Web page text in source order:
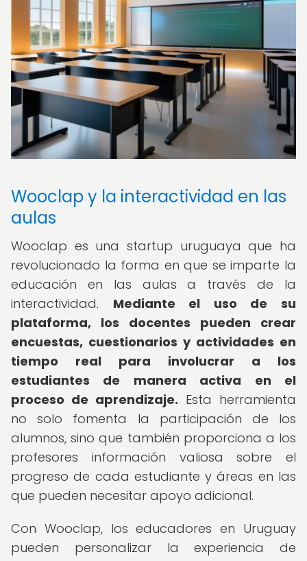
Wooclap y la interactividad en las
aulas
Wooclap es una startup uruguaya que ha
revolucionado la forma en que se imparte la
educación en las aulas a través de la
interactividad. Mediante el uso de su
plataforma, los docentes pueden crear
encuestas, cuestionarios y actividades en
tiempo real para involucrar a los
estudiantes de manera activa en el
proceso de aprendizaje. Esta herramienta
no solo fomenta la participación de los
alumnos, sino que también proporciona a los
profesores información valiosa sobre el
progreso de cada estudiante y áreas en las
que pueden necesitar apoyo adicional.
Con Wooclap, los educadores en Uruguay
pueden personalizar la experiencia de